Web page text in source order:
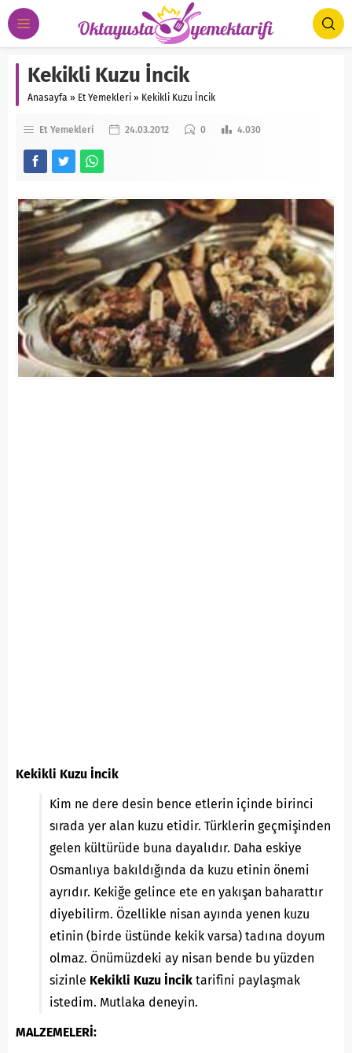
Kekikli Kuzu İncik
Anasayfa » Et Yemekleri » Kekikli Kuzu İncik
Et Yemekleri 24.03.2012 0 4.030
Kekikli Kuzu İncik
Kim ne dere desin bence etlerin içinde birinci
sırada yer alan kuzu etidir. Türklerin geçmişinden
gelen kültürüde buna dayalıdır. Daha eskiye
Osmanlıya bakıldığında da kuzu etinin önemi
ayrıdır. Kekiğe gelince ete en yakışan baharattır
diyebilirm. Özellikle nisan ayında yenen kuzu
etinin (birde üstünde kekik varsa) tadına doyum
olmaz. Önümüzdeki ay nisan bende bu yüzden
sizinle Kekikli Kuzu İncik tarifini paylaşmak
istedim. Mutlaka deneyin.
MALZEMELERİ: